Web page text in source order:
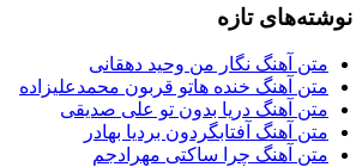
نوشته‌های تازه
متن آهنگ نگار من وحید دهقانی
متن آهنگ خنده هاتو قربون محمدعلیزاده
متن آهنگ دریا بدون تو علی صدیقی
متن آهنگ آفتابگردون بردیا بهادر
متن آهنگ چرا ساکتی مهرادجم